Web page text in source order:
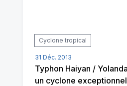
Cyclone tropical
31 Déc. 2013
Typhon Haiyan /
un cyclone exceptionnel